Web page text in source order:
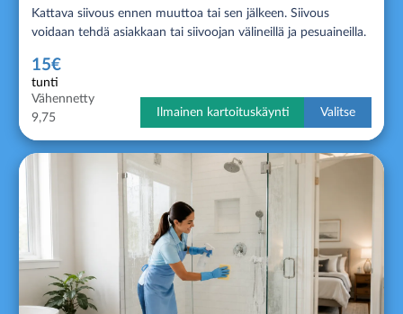
Kattava siivous ennen muuttoa tai sen jälkeen. Siivous
voidaan tehdä asiakkaan tai siivoojan välineillä ja pesuaineilla.
15€
tunti
Vähennetty
9,75
Ilmainen kartoituskäynti Valitse